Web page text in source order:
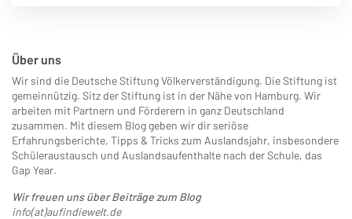
Über uns
Wir sind die Deutsche Stiftung Völkerverständigung. Die Stiftung ist
gemeinnützig. Sitz der Stiftung ist in der Nähe von Hamburg. Wir
arbeiten mit Partnern und Förderern in ganz Deutschland
zusammen. Mit diesem Blog geben wir dir seriöse
Erfahrungsberichte, Tipps & Tricks zum Auslandsjahr, insbesondere
Schüleraustausch und Auslandsaufenthalte nach der Schule, das
Gap Year.
Wir freuen uns über Beiträge zum Blog
info(at)aufindiewelt.de